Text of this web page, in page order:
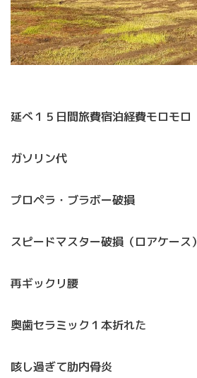
延べ１５日間旅費宿泊経費モロモロ
ガソリン代
プロペラ・ブラボー破損
スピードマスター破損（ロアケース）
再ギックリ腰
奥歯セラミック１本折れた
咳し過ぎて肋内骨炎